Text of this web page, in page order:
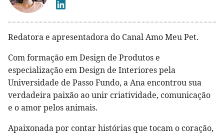
Redatora e apresentadora do Canal Amo Meu Pet.
Com formação em Design de Produtos e
especialização em Design de Interiores pela
Universidade de Passo Fundo, a Ana encontrou sua
verdadeira paixão ao unir criatividade, comunicação
e o amor pelos animais.
Apaixonada por contar histórias que tocam o coração,